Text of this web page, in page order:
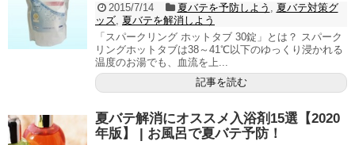
2015/7/14 夏バテを予防しよう
夏バテ対策グ
ッズ 夏バテを解消しよう
「スパークリング ホットタブ 30錠」とは？ スパーク
リングホットタブは38～41℃以下のゆっくり浸かれる
温度のお湯でも、血流を上...
記事を読む
夏バテ解消にオススメ入浴剤15選【2020
年版】 | お風呂で夏バテ予防！